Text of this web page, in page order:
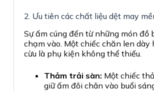
2. Ưu tiên các chất liệu dệt may
Sự ấm cúng đến từ những món đồ
chạm vào. Một chiếc chăn len dày
cừu là phụ kiện không thể thiếu.
Thảm trải sàn: Một chiếc
giữ ấm đôi chân vào buổi